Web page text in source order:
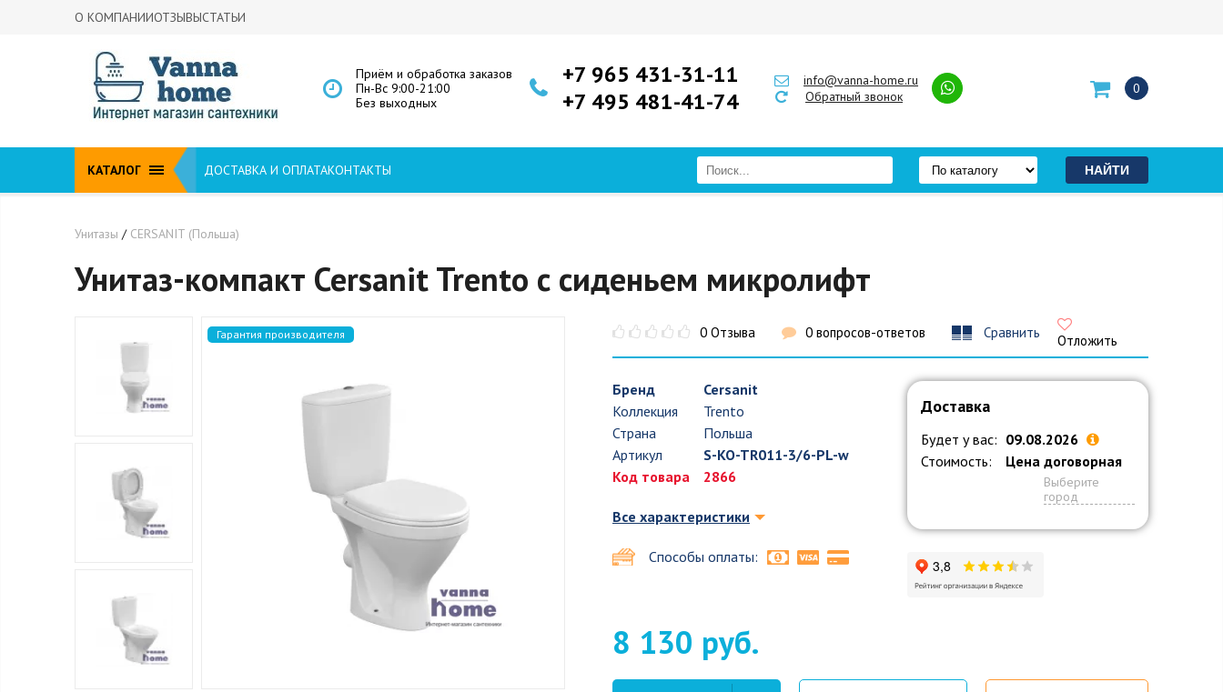
О КОМПАНИИОТЗЫВЫСТАТЬИ
Приём и обработка заказов
Пн-Вс 9:00-21:00
Без выходных
+7 965 431-31-11
+7 495 481-41-74
info@vanna-home.ru
Обратный звонок
0
КАТАЛОГ ДОСТАВКА И ОПЛАТАКОНТАКТЫ
Унитазы / CERSANIT (Польша)
Унитаз-компакт Cersanit Trento с сиденьем микролифт
Гарантия производителя 0 Отзыва 0 вопросов-ответов Сравнить Отложить
Бренд
Cersanit
Коллекция
Trento
Страна
Польша
Артикул
S-KO-TR011-3/6-PL-w
Код товара
2866
Все характеристики
Способы оплаты:
Доставка
Будет у вас: 09.08.2026
Стоимость:
Цена договорная
Выберите
город
8 130 руб.